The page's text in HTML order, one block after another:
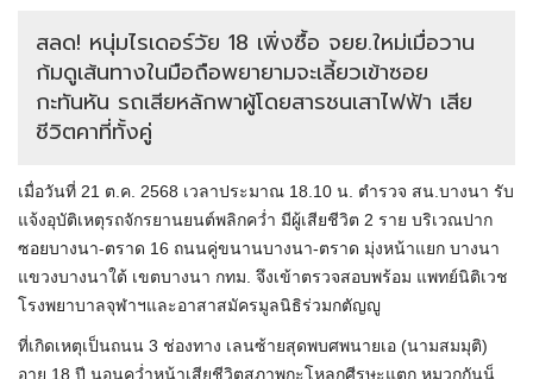
สลด! หนุ่มไรเดอร์วัย 18 เพิ่งซื้อ จยย.ใหม่เมื่อวาน
ก้มดูเส้นทางในมือถือพยายามจะเลี้ยวเข้าซอย
กะทันหัน รถเสียหลักพาผู้โดยสารชนเสาไฟฟ้า เสีย
ชีวิตคาที่ทั้งคู่
เมื่อวันที่ 21 ต.ค. 2568 เวลาประมาณ 18.10 น. ตำรวจ สน.บางนา รับ
แจ้งอุบัติเหตุรถจักรยานยนต์พลิกคว่ำ มีผู้เสียชีวิต 2 ราย บริเวณปาก
ซอยบางนา-ตราด 16 ถนนคู่ขนานบางนา-ตราด มุ่งหน้าแยก บางนา
แขวงบางนาใต้ เขตบางนา กทม. จึงเข้าตรวจสอบพร้อม แพทย์นิติเวช
โรงพยาบาลจุฬาฯและอาสาสมัครมูลนิธิร่วมกตัญญู
ที่เกิดเหตุเป็นถนน 3 ช่องทาง เลนซ้ายสุดพบศพนายเอ (นามสมมุติ)
อายุ 18 ปี นอนคว่ำหน้าเสียชีวิตสภาพกะโหลกศีรษะแตก หมวกกันน็